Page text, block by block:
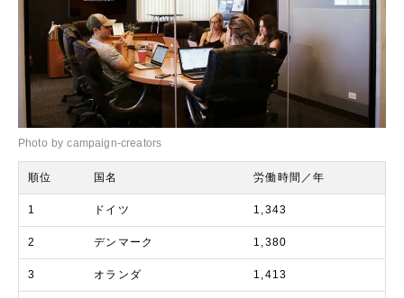
Photo by campaign-creators
順位 国名 労働時間／年
1 ドイツ 1,343
2 デンマーク 1,380
3 オランダ 1,413